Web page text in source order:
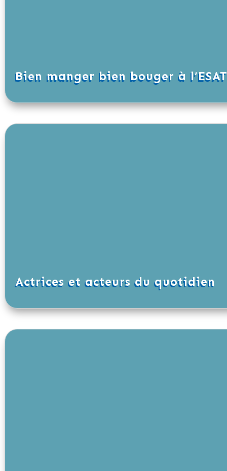
Bien manger bien bouger à
Actrices et acteurs du quotidien